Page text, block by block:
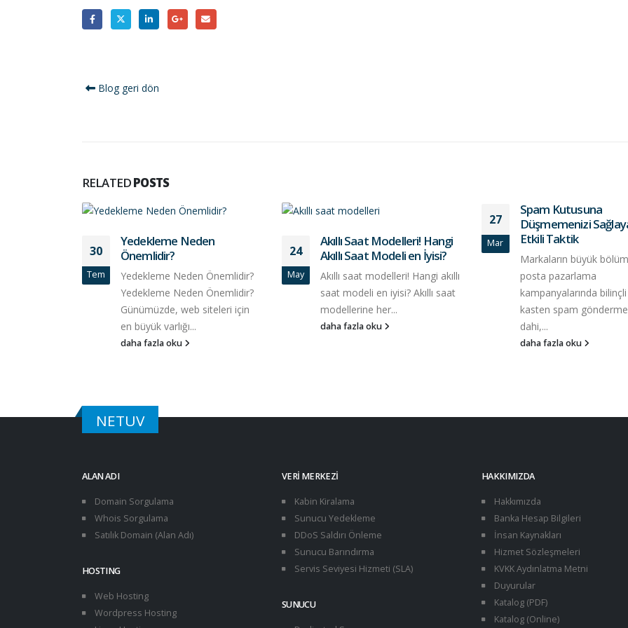
Blog geri dön
RELATEDPOSTS
30
Tem
Yedekleme Neden
Önemlidir?
Yedekleme Neden Önemlidir?
Yedekleme Neden Önemlidir?
Günümüzde, web siteleri için
en büyük varlığı...
daha fazla oku
24
May
Akıllı Saat Modelleri! Hangi
Akıllı Saat Modeli en İyisi?
Akıllı saat modelleri! Hangi akıllı
saat modeli en iyisi? Akıllı saat
modellerine her...
daha fazla oku
27
Mar
Spam Kutusuna
Düşmemenizi
Etkili Taktik
Markaların büyük
posta pazarlama
kampanyalarında
kasten spam
dahi,...
daha fazla oku
NETUV
ALAN ADI
Domain Sorgulama
Whois Sorgulama
Satılık Domain (Alan Adı)
HOSTING
Web Hosting
Wordpress Hosting
VERI MERKEZI
Kabin Kiralama
Sunucu Yedekleme
DDoS Saldırı Önleme
Sunucu Barındırma
Servis Seviyesi Hizmeti (SLA)
SUNUCU
HAKKIMIZDA
Hakkımızda
Banka Hesap Bilgileri
İnsan Kaynakları
Hizmet Sözleşmeleri
KVKK Aydınlatma Metni
Duyurular
Katalog (PDF)
Katalog (Online)